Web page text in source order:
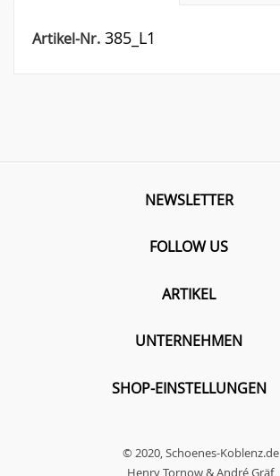
Artikel-Nr. 385_L1
NEWSLETTER
FOLLOW US
ARTIKEL
UNTERNEHMEN
SHOP-EINSTELLUNGEN
© 2020, Schoenes-Koblenz.de
Henry Tornow & André Gräf